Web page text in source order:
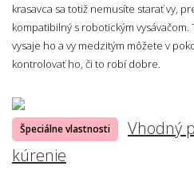
krasavca sa totiž nemusíte starať vy,
kompatibilný s robotickým
vysaje ho a vy medzitým môžete v
kontrolovať ho, či to robí dobre.
Špeciálne vlastnosti
Vhodný
kúrenie